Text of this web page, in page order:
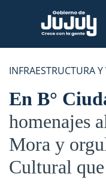
INFRAESTRUCTURA
En B°
homenajes
Mora y
Cultural